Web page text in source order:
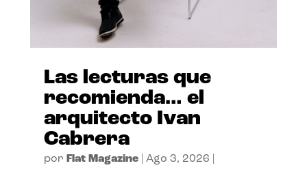
Las lecturas que
recomienda… el
arquitecto Ivan
Cabrera
por Flat Magazine| Ago 3, 2026